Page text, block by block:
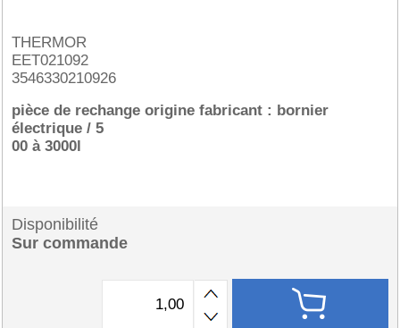
THERMOR
EET021092
3546330210926
pièce de rechange origine fabricant : bornier
électrique / 5
00 à 3000l
Disponibilité
Sur commande